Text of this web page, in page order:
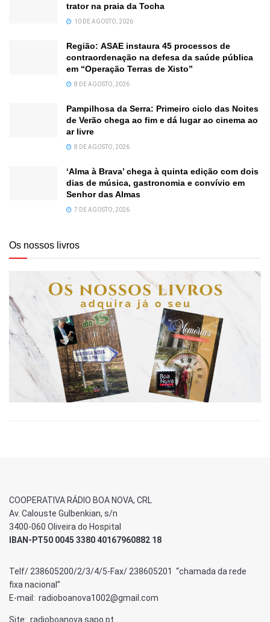
trator na praia da Tocha
10 DE AGOSTO, 2026
Região: ASAE instaura 45 processos de
contraordenação na defesa da saúde pública
em “Operação Terras de Xisto”
8 DE AGOSTO, 2026
Pampilhosa da Serra: Primeiro ciclo das Noites
de Verão chega ao fim e dá lugar ao cinema ao
ar livre
8 DE AGOSTO, 2026
‘Alma à Brava’ chega à quinta edição com dois
dias de música, gastronomia e convívio em
Senhor das Almas
7 DE AGOSTO, 2026
Os nossos livros
COOPERATIVA RÁDIO BOA NOVA, CRL
Av. Calouste Gulbenkian, s/n
3400-060 Oliveira do Hospital
IBAN-PT50 0045 3380 40167960882 18
Telf/ 238605200/2/3/4/5-Fax/ 238605201 “chamada da rede
fixa nacional”
E-mail: radioboanova1002@gmail.com
Site: radioboanova.sapo.pt